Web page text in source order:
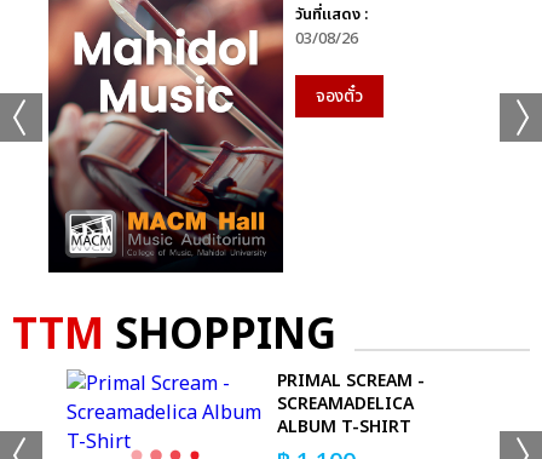
วันที่แสดง :
03/08/26
จองตั๋ว
TTM SHOPPING
PRIMAL SCREAM -
SCREAMADELICA
ALBUM T-SHIRT